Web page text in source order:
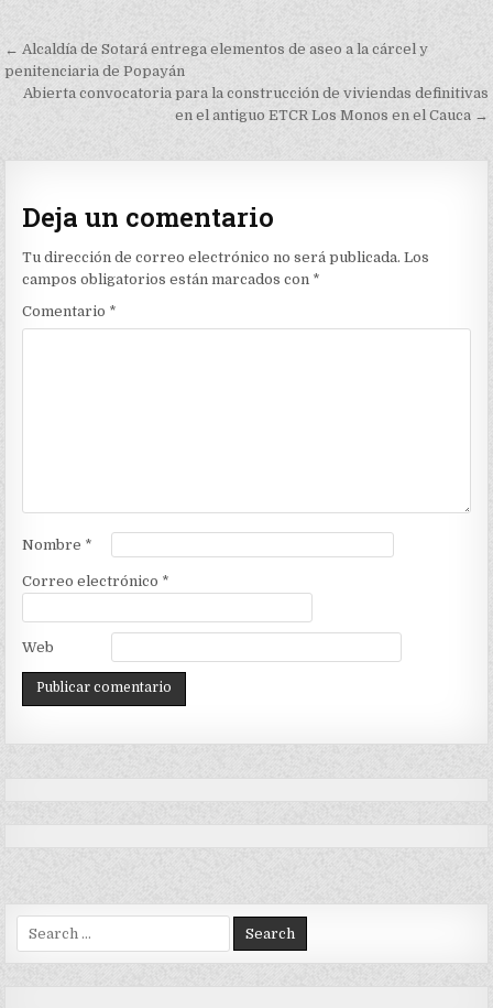
Navegación
de
← Alcaldía de Sotará entrega elementos de aseo a la cárcel y
penitenciaria de Popayán
Abierta convocatoria para la construcción de viviendas definitivas
en el antiguo ETCR Los Monos en el Cauca →
Deja un comentario
Tu dirección de correo electrónico no será publicada. Los
campos obligatorios están marcados con *
Comentario *
Nombre *
Correo electrónico *
Web
Search
for: